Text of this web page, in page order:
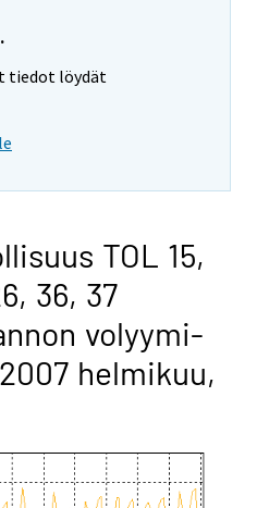
tiedot löydät
TOL 15,
36, 37
volyymi-
helmikuu,